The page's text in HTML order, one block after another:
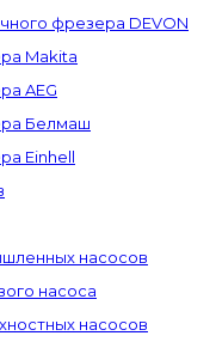
фрезера DEVON
Makita
AEG
Белмаш
Einhell
насосов
насоса
насосов